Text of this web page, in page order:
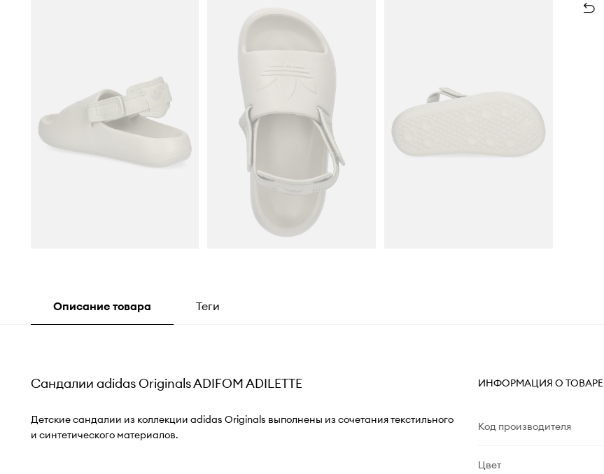
Описание товара Теги
Сандалии adidas Originals ADIFOM ADILETTE
Детские сандалии из коллекции adidas Originals выполнены из сочетания текстильного
и синтетического материалов.
ИНФОРМАЦИЯ О ТОВАРЕ
Код производителя
Цвет